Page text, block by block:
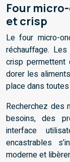
Four
et crisp
Le four micro-
réchauffage.
crisp permettent
dorer les
place dans
Recherchez des
besoins, des
interface
encastrables
moderne et